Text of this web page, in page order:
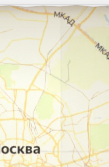
в город Ставрополь.